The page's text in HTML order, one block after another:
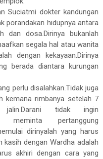
Suciatmi dokter kandungan
porandakan hidupnya antara
dan dosa.Dirinya bukanlah
segala hal atau wanita
dengan kekayaan.Dirinya
berada diantara kurungan
perlu disalahkan.Tidak juga
kemana rimbanya setelah 7
tidak ingin
meminta pertanggung
dirinyalah yang harus
kasih dengan Wardha adalah
akhiri dengan cara yang